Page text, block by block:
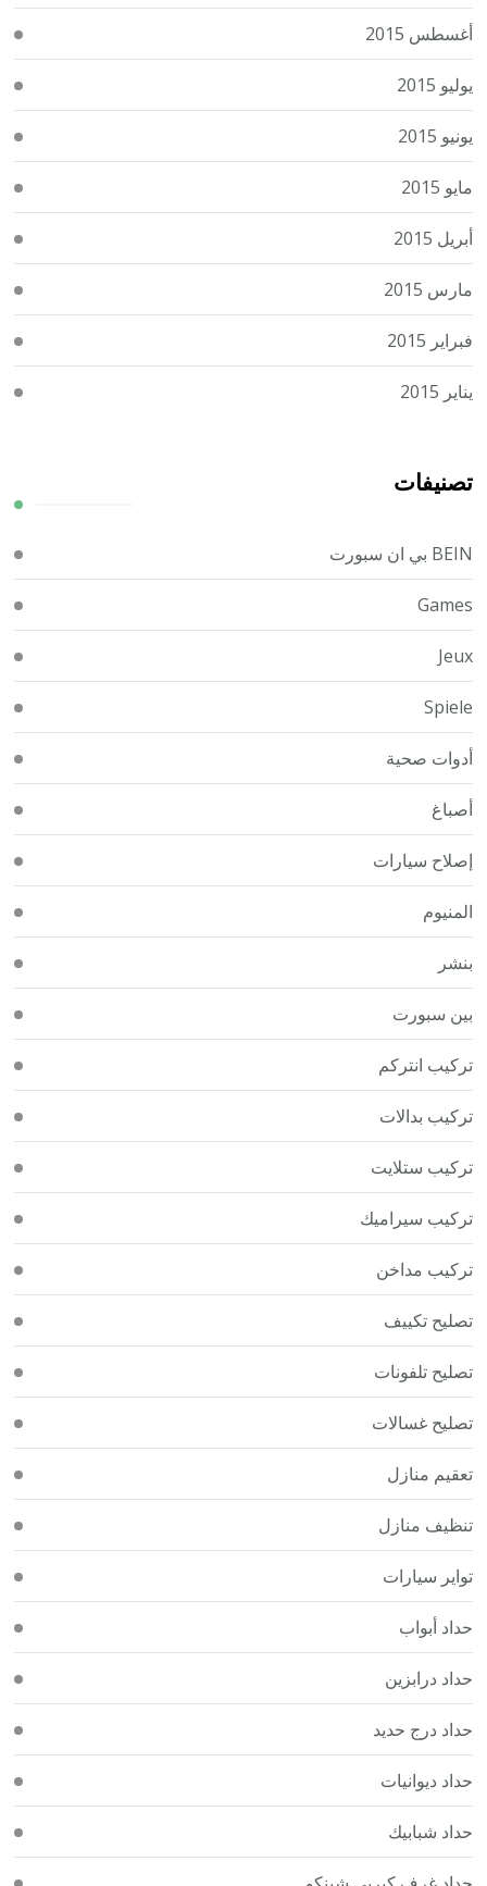
أغسطس 2015
يوليو 2015
يونيو 2015
مايو 2015
أبريل 2015
مارس 2015
فبراير 2015
يناير 2015
تصنيفات
BEIN بي ان سبورت
Games
Jeux
Spiele
أدوات صحية
أصباغ
إصلاح سيارات
المنيوم
بنشر
بين سبورت
تركيب انتركم
تركيب بدالات
تركيب ستلايت
تركيب سيراميك
تركيب مداخن
تصليح تكييف
تصليح تلفونات
تصليح غسالات
تعقيم منازل
تنظيف منازل
تواير سيارات
حداد أبواب
حداد درابزين
حداد درج حديد
حداد ديوانيات
حداد شبابيك